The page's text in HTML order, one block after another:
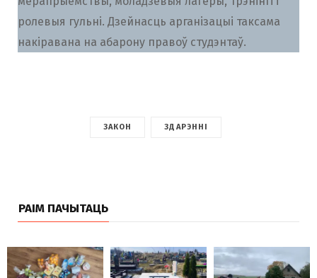
ролевыя гульні. Дзейнасць арганізацыі таксама
накіравана на абарону правоў студэнтаў.
ЗАКОН ЗДАРЭННІ
РАІМ ПАЧЫТАЦЬ